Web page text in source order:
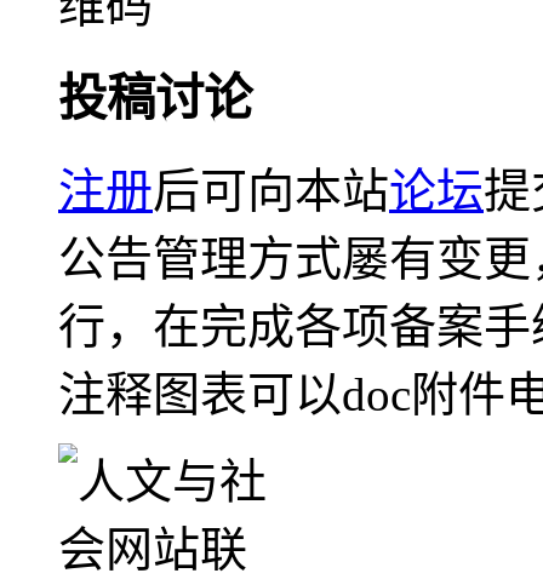
投稿讨论
注册后可向本站论坛提
公告管理方式屡有变
行，在完成各项备案
注释图表可以doc附件